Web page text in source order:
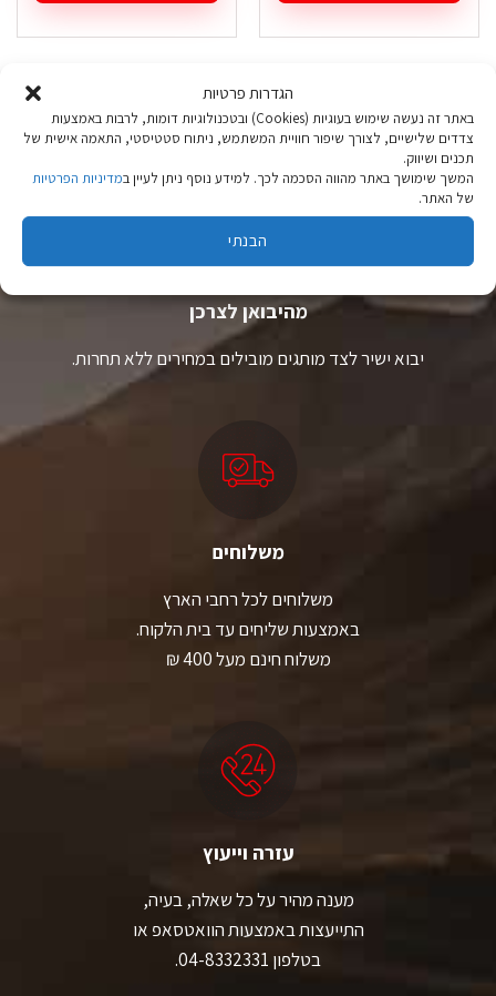
הגדרות פרטיות
באתר זה נעשה שימוש בעוגיות (Cookies) ובטכנולוגיות דומות, לרבות באמצעות
צדדים שלישיים, לצורך שיפור חוויית המשתמש, ניתוח סטטיסטי, התאמה אישית של
תכנים ושיווק.
המשך שימושך באתר מהווה הסכמה לכך. למידע נוסף ניתן לעיין במדיניות הפרטיות
של האתר.
הבנתי
זה
ניתן
לבחור
את
האפשרויות
בעמוד
המוצר
זה
סוגים.
ניתן
לבחור
האפשרויות
המוצר
מהיבואן לצרכן
יבוא ישיר לצד מותגים מובילים במחירים ללא תחרות.
משלוחים
משלוחים לכל רחבי הארץ
באמצעות שליחים עד בית הלקוח.
משלוח חינם מעל 400 ₪
עזרה וייעוץ
מענה מהיר על כל שאלה, בעיה,
התייעצות באמצעות הוואטסאפ או
בטלפון 04-8332331.